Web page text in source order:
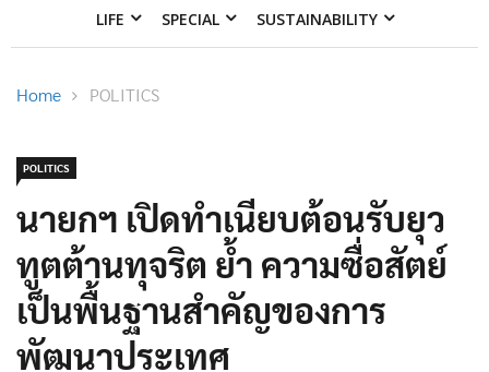
LIFE SPECIAL SUSTAINABILITY
Home POLITICS
POLITICS
นายกฯ เปิดทำเนียบต้อนรับยุว
ทูตต้านทุจริต ย้ำ ความซื่อสัตย์
เป็นพื้นฐานสำคัญของการ
พัฒนาประเทศ